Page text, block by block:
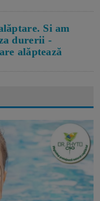
Si am
durerii -
alăptează